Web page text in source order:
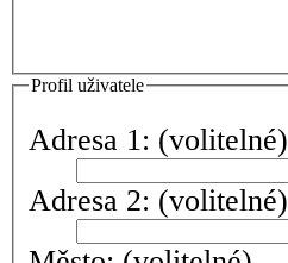
Profil uživatele
Adresa 1: (volitelné)
Adresa 2: (volitelné)